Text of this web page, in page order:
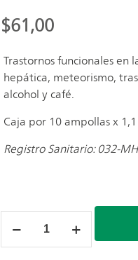
$61,00
Trastornos funcionales
hepática, meteorismo,
alcohol y café.
Caja por 10 ampollas x
Registro Sanitario:032-
Vomica
Ampollas